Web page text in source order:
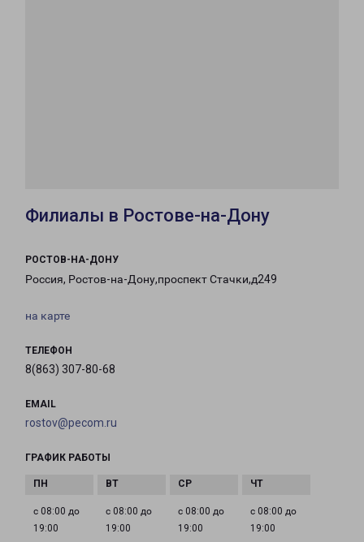
Филиалы в Ростове-на-Дону
РОСТОВ-НА-ДОНУ
Россия, Ростов-на-Дону,проспект Стачки,д249
на карте
ТЕЛЕФОН
8(863) 307-80-68
EMAIL
rostov@pecom.ru
ГРАФИК РАБОТЫ
с 08:00 до
19:00
с 08:00 до
19:00
с 08:00 до
19:00
с 08:00 до
19:00